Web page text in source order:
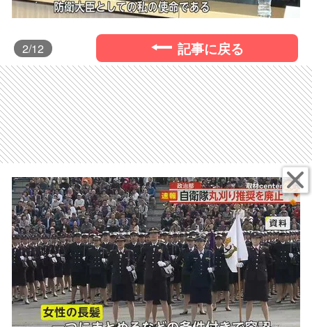
2/12 記事に戻る